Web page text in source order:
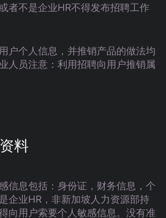
者不是企业HR不得发布招聘工作
户个人信息，并推销产品的做法均
人员注意：利用招聘向用户推销属
料
信息包括：身份证，财务信息，个
企业HR，非新加坡人力资源部持
向用户索要个人敏感信息。没有准